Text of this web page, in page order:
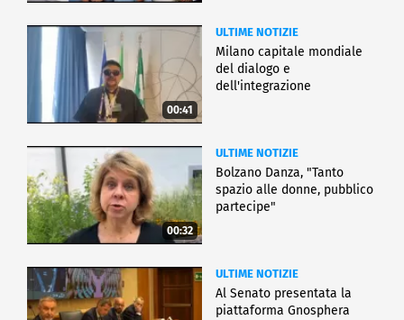
00:41
ULTIME NOTIZIE
Milano capitale mondiale
del dialogo e
dell'integrazione
00:32
ULTIME NOTIZIE
Bolzano Danza, "Tanto
spazio alle donne, pubblico
partecipe"
ULTIME NOTIZIE
Al Senato presentata la
piattaforma Gnosphera